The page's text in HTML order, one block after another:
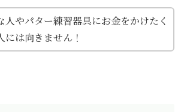
人やパター練習器具にお金をかけたく
には向きません！